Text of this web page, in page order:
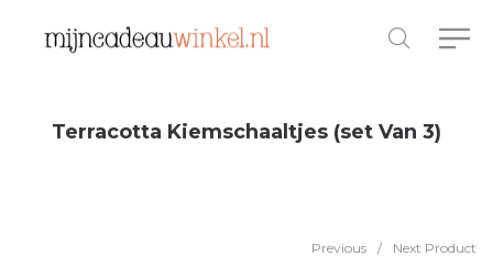
Terracotta Kiemschaaltjes (set Van 3)
Previous / Next Product